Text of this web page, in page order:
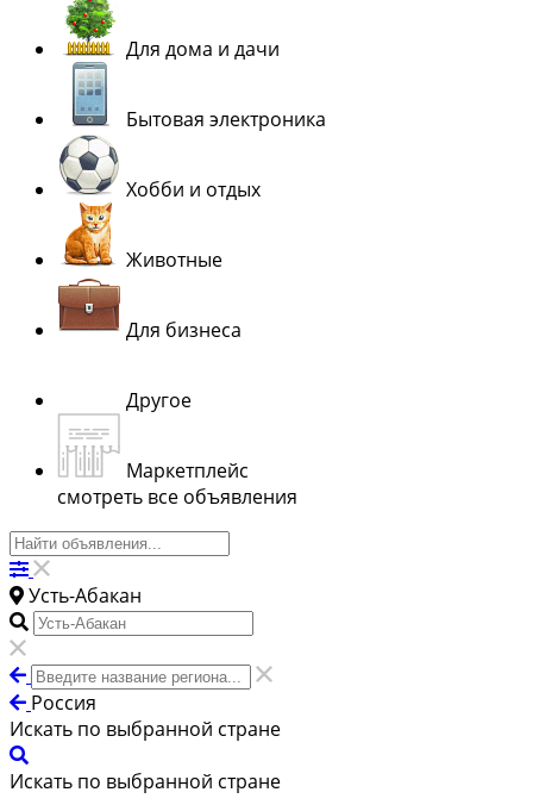
Для дома и дачи
Бытовая электроника
Хобби и отдых
Животные
Для бизнеса
Другое
Маркетплейс
смотреть все объявления
Усть-Абакан
Россия
Искать по выбранной стране
Искать по выбранной стране